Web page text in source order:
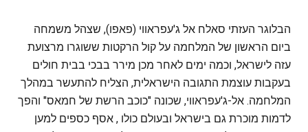
הבלוגר העזתי סאלח אל ג'עפראווי (פאפו), שצהל משמחה
ביום הראשון של המלחמה על קול הרקטות ששוגרו מרצועת
עזה לישראל, וכמה ימים לאחר מכן מירר בבכי בבית חולים
בעקבות עוצמת התגובה הישראלית, הצליח להתעשר במהלך
המלחמה. אל-ג'עפראווי, שכונה "כוכב הרשת של חמאס" והפך
לדמות מוכרת גם בישראל ובעולם כולו , אסף כספים למען